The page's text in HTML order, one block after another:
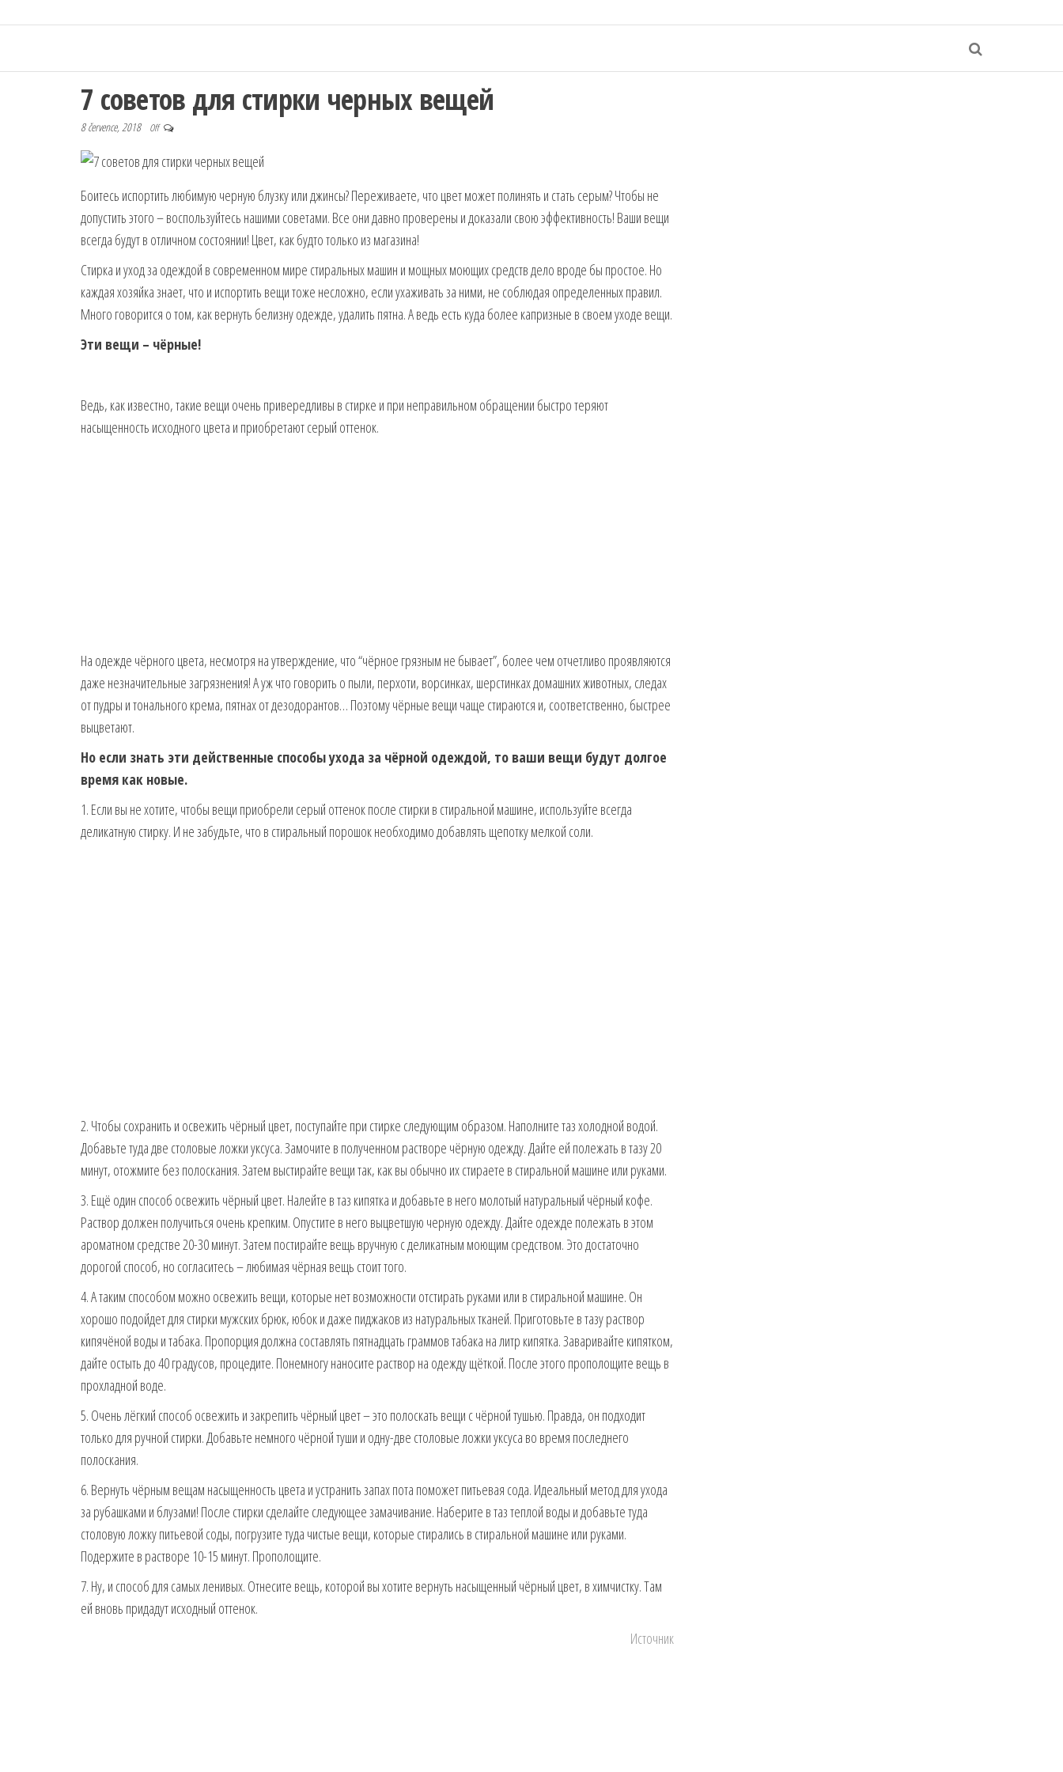
7 советов для стирки черных вещей
8 července, 2018 Off
Боитесь испортить любимую черную блузку или джинсы? Переживаете, что цвет может полинять и стать серым? Чтобы не
допустить этого – воспользуйтесь нашими советами. Все они давно проверены и доказали свою эффективность! Ваши вещи
всегда будут в отличном состоянии! Цвет, как будто только из магазина!
Стирка и уход за одеждой в современном мире стиральных машин и мощных моющих средств дело вроде бы простое. Но
каждая хозяйка знает, что и испортить вещи тоже несложно, если ухаживать за ними, не соблюдая определенных правил.
Много говорится о том, как вернуть белизну одежде, удалить пятна. А ведь есть куда более капризные в своем уходе вещи.
Эти вещи – чёрные!
Ведь, как известно, такие вещи очень привередливы в стирке и при неправильном обращении быстро теряют
насыщенность исходного цвета и приобретают серый оттенок.
На одежде чёрного цвета, несмотря на утверждение, что “чёрное грязным не бывает”, более чем отчетливо проявляются
даже незначительные загрязнения! А уж что говорить о пыли, перхоти, ворсинках, шерстинках домашних животных, следах
от пудры и тонального крема, пятнах от дезодорантов… Поэтому чёрные вещи чаще стираются и, соответственно, быстрее
выцветают.
Но если знать эти действенные способы ухода за чёрной одеждой, то ваши вещи будут долгое
время как новые.
1. Если вы не хотите, чтобы вещи приобрели серый оттенок после стирки в стиральной машине, используйте всегда
деликатную стирку. И не забудьте, что в стиральный порошок необходимо добавлять щепотку мелкой соли.
2. Чтобы сохранить и освежить чёрный цвет, поступайте при стирке следующим образом. Наполните таз холодной водой.
Добавьте туда две столовые ложки уксуса. Замочите в полученном растворе чёрную одежду. Дайте ей полежать в тазу 20
минут, отожмите без полоскания. Затем выстирайте вещи так, как вы обычно их стираете в стиральной машине или руками.
3. Ещё один способ освежить чёрный цвет. Налейте в таз кипятка и добавьте в него молотый натуральный чёрный кофе.
Раствор должен получиться очень крепким. Опустите в него выцветшую черную одежду. Дайте одежде полежать в этом
ароматном средстве 20-30 минут. Затем постирайте вещь вручную с деликатным моющим средством. Это достаточно
дорогой способ, но согласитесь – любимая чёрная вещь стоит того.
4. А таким способом можно освежить вещи, которые нет возможности отстирать руками или в стиральной машине. Он
хорошо подойдет для стирки мужских брюк, юбок и даже пиджаков из натуральных тканей. Приготовьте в тазу раствор
кипячёной воды и табака. Пропорция должна составлять пятнадцать граммов табака на литр кипятка. Заваривайте кипятком,
дайте остыть до 40 градусов, процедите. Понемногу наносите раствор на одежду щёткой. После этого прополощите вещь в
прохладной воде.
5. Очень лёгкий способ освежить и закрепить чёрный цвет – это полоскать вещи с чёрной тушью. Правда, он подходит
только для ручной стирки. Добавьте немного чёрной туши и одну-две столовые ложки уксуса во время последнего
полоскания.
6. Вернуть чёрным вещам насыщенность цвета и устранить запах пота поможет питьевая сода. Идеальный метод для ухода
за рубашками и блузами! После стирки сделайте следующее замачивание. Наберите в таз теплой воды и добавьте туда
столовую ложку питьевой соды, погрузите туда чистые вещи, которые стирались в стиральной машине или руками.
Подержите в растворе 10-15 минут. Прополощите.
7. Ну, и способ для самых ленивых. Отнесите вещь, которой вы хотите вернуть насыщенный чёрный цвет, в химчистку. Там
ей вновь придадут исходный оттенок.
Источник